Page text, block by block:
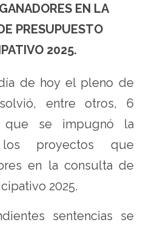
EN LA
PRESUPUESTO
2025.
de hoy el pleno de
entre otros, 6
se impugnó la
proyectos que
en la consulta de
2025.
sentencias se